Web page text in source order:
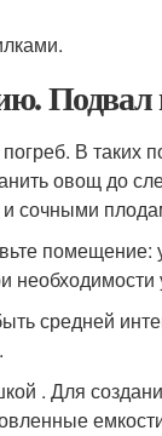
Подвал
В таких
овощ до
сочными
помещение:
средней
. Для